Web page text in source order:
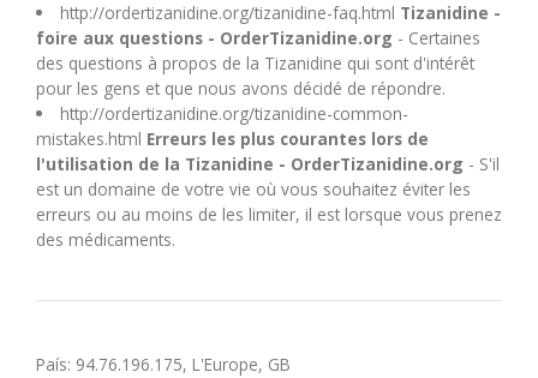
R
T
V
W
http://ordertizanidine.org/tizanidine-faq.html Tizanidine -
foire aux questions - OrderTizanidine.org - Certaines
des questions à propos de la Tizanidine qui sont d'intérêt
pour les gens et que nous avons décidé de répondre.
http://ordertizanidine.org/tizanidine-common-
mistakes.html Erreurs les plus courantes lors de
l'utilisation de la Tizanidine - OrderTizanidine.org - S'il
est un domaine de votre vie où vous souhaitez éviter les
erreurs ou au moins de les limiter, il est lorsque vous prenez
des médicaments.
País: 94.76.196.175, L'Europe, GB